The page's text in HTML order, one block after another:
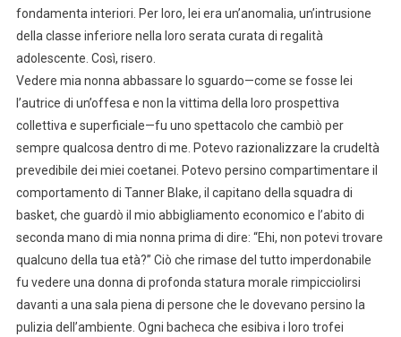
fondamenta interiori. Per loro, lei era un’anomalia, un’intrusione
della classe inferiore nella loro serata curata di regalità
adolescente. Così, risero.
Vedere mia nonna abbassare lo sguardo—come se fosse lei
l’autrice di un’offesa e non la vittima della loro prospettiva
collettiva e superficiale—fu uno spettacolo che cambiò per
sempre qualcosa dentro di me. Potevo razionalizzare la crudeltà
prevedibile dei miei coetanei. Potevo persino compartimentare il
comportamento di Tanner Blake, il capitano della squadra di
basket, che guardò il mio abbigliamento economico e l’abito di
seconda mano di mia nonna prima di dire: “Ehi, non potevi trovare
qualcuno della tua età?” Ciò che rimase del tutto imperdonabile
fu vedere una donna di profonda statura morale rimpicciolirsi
davanti a una sala piena di persone che le dovevano persino la
pulizia dell’ambiente. Ogni bacheca che esibiva i loro trofei